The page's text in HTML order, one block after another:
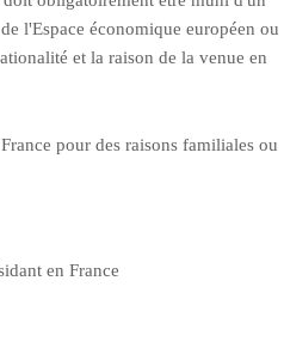
l'Espace économique européen ou
et la raison de la venue en
pour des raisons familiales ou
en France